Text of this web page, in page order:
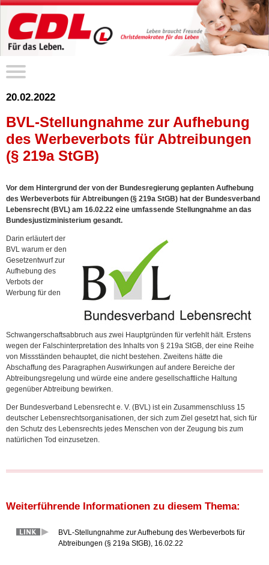
20.02.2022
BVL-Stellungnahme zur Aufhebung
des Werbeverbots für Abtreibungen
(§ 219a StGB)
Vor dem Hintergrund der von der Bundesregierung geplanten Aufhebung
des Werbeverbots für Abtreibungen (§ 219a StGB) hat der Bundesverband
Lebensrecht (BVL) am 16.02.22 eine umfassende Stellungnahme an das
Bundesjustizministerium gesandt.
Darin erläutert der
BVL warum er den
Gesetzentwurf zur
Aufhebung des
Verbots der
Werbung für den
Schwangerschaftsabbruch aus zwei Hauptgründen für verfehlt hält. Erstens
wegen der Falschinterpretation des Inhalts von § 219a StGB, der eine Reihe
von Missständen behauptet, die nicht bestehen. Zweitens hätte die
Abschaffung des Paragraphen Auswirkungen auf andere Bereiche der
Abtreibungsregelung und würde eine andere gesellschaftliche Haltung
gegenüber Abtreibung bewirken.
Der Bundesverband Lebensrecht e. V. (BVL) ist ein Zusammenschluss 15
deutscher Lebensrechtsorganisationen, der sich zum Ziel gesetzt hat, sich für
den Schutz des Lebensrechts jedes Menschen von der Zeugung bis zum
natürlichen Tod einzusetzen.
Weiterführende Informationen zu diesem Thema:
BVL-Stellungnahme zur Aufhebung des Werbeverbots für
Abtreibungen (§ 219a StGB), 16.02.22